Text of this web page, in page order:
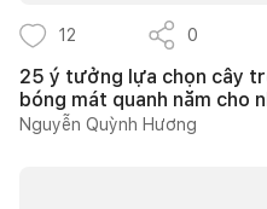
12 0
25 ý tưởng lựa chọn cây
bóng mát quanh năm cho
Nguyễn Quỳnh Hương